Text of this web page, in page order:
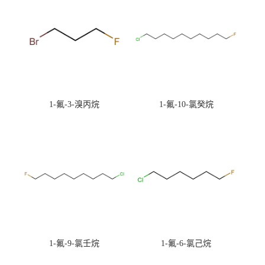
1-氟-3-溴丙烷 1-氟-10-氯癸烷
1-氟-9-氯壬烷 1-氟-6-氯己烷